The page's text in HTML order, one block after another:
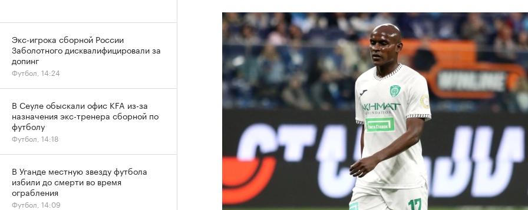
Экс-игрока сборной России
Заболотного дисквалифицировали за
допинг
Футбол, 14:24
В Сеуле обыскали офис KFA из-за
назначения экс-тренера сборной по
футболу
Футбол, 14:18
В Уганде местную звезду футбола
избили до смерти во время
ограбления
Футбол, 14:09